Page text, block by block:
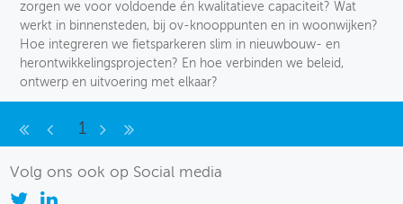
Volg ons ook op Social media
zorgen we voor voldoende én kwalitatieve capaciteit? Wat
werkt in binnensteden, bij ov-knooppunten en in woonwijken?
Hoe integreren we fietsparkeren slim in nieuwbouw- en
herontwikkelingsprojecten? En hoe verbinden we beleid,
ontwerp en uitvoering met elkaar?
1